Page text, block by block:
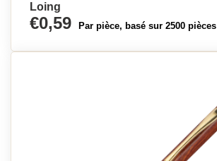
Loing
€0,59 Par pièce, basé sur 2500 pièces